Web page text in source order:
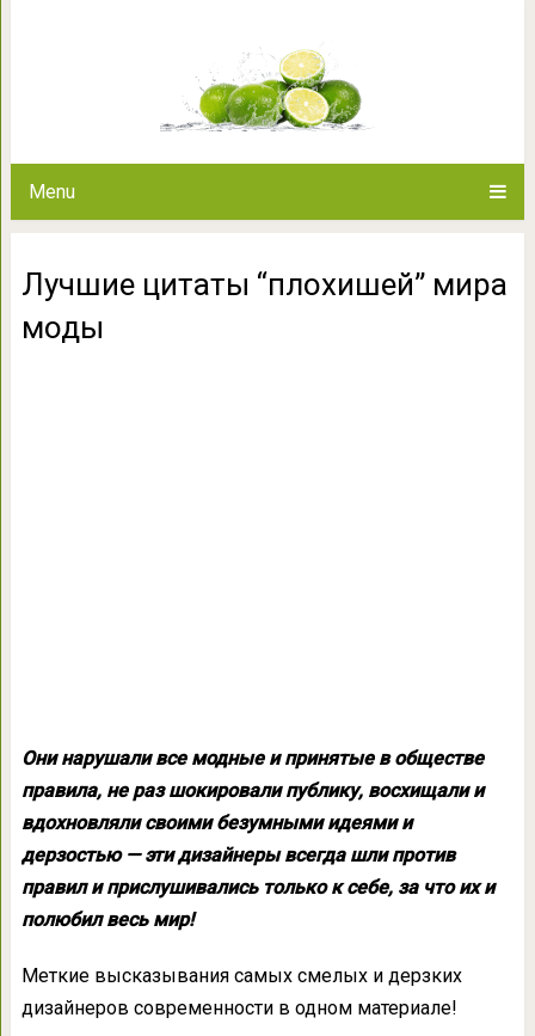
Menu
Лучшие цитаты “плохишей” мира
моды
Они нарушали все модные и принятые в обществе
правила, не раз шокировали публику, восхищали и
вдохновляли своими безумными идеями и
дерзостью — эти дизайнеры всегда шли против
правил и прислушивались только к себе, за что их и
полюбил весь мир!
Меткие высказывания самых смелых и дерзких
дизайнеров современности в одном материале!